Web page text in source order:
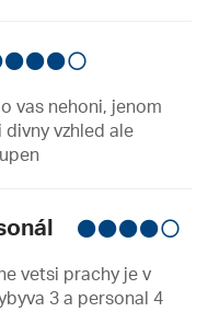
vas nehoni, jenom
vzhled ale
vetsi prachy je v
3 a personal 4